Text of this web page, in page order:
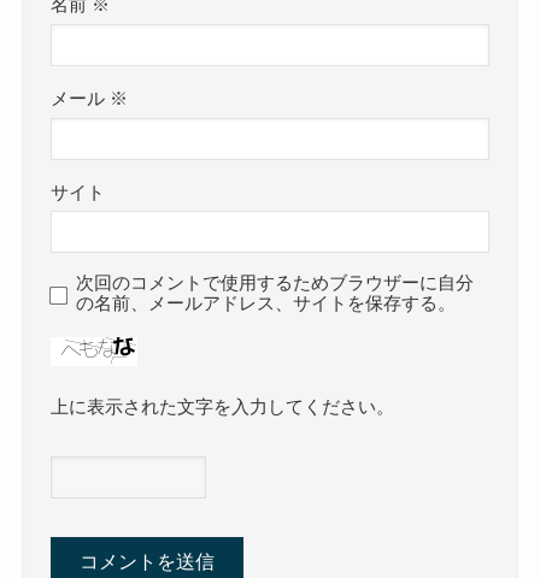
名前 ※
メール ※
サイト
次回のコメントで使用するためブラウザーに自分
の名前、メールアドレス、サイトを保存する。
上に表示された文字を入力してください。